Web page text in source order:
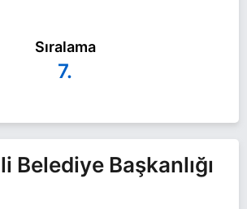
Sıralama
7.
Belediye Başkanlığı